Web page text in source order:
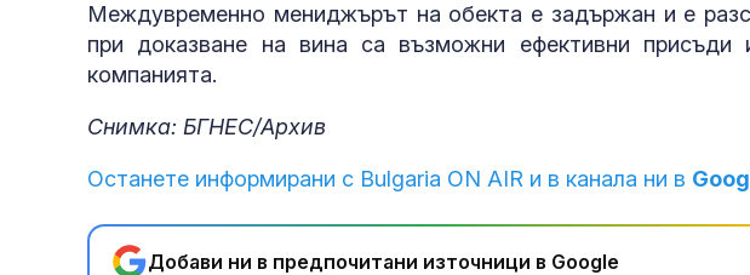
Междувременно мениджърът на обекта е задържан и е
при доказване на вина са възможни ефективни присъди
компанията.
Снимка: БГНЕС/Архив
Останете информирани с Bulgaria ON AIR и в канала ни в
Добави ни в предпочитани източници в Google